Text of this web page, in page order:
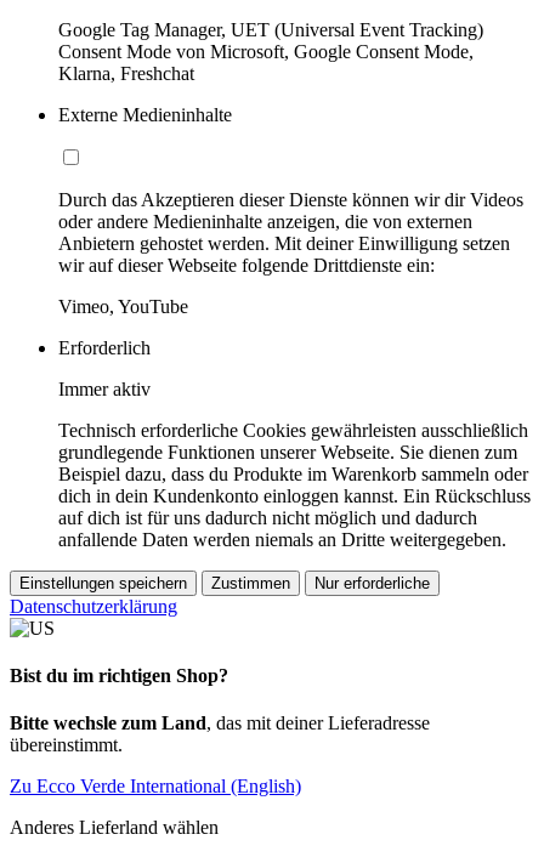
Google Tag Manager, UET (Universal Event Tracking)
Consent Mode von Microsoft, Google Consent Mode,
Klarna, Freshchat
Externe Medieninhalte
Durch das Akzeptieren dieser Dienste können wir dir Videos
oder andere Medieninhalte anzeigen, die von externen
Anbietern gehostet werden. Mit deiner Einwilligung setzen
wir auf dieser Webseite folgende Drittdienste ein:
Vimeo, YouTube
Erforderlich
Immer aktiv
Technisch erforderliche Cookies gewährleisten ausschließlich
grundlegende Funktionen unserer Webseite. Sie dienen zum
Beispiel dazu, dass du Produkte im Warenkorb sammeln oder
dich in dein Kundenkonto einloggen kannst. Ein Rückschluss
auf dich ist für uns dadurch nicht möglich und dadurch
anfallende Daten werden niemals an Dritte weitergegeben.
Einstellungen speichern Zustimmen Nur erforderliche
Datenschutzerklärung
Bist du im richtigen Shop?
Bitte wechsle zum Land, das mit deiner Lieferadresse
übereinstimmt.
Zu Ecco Verde International (English)
Anderes Lieferland wählen